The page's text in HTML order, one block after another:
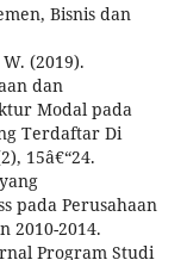
Bisnis dan
(2019).
dan
Modal pada
Terdaftar Di
15â€“24.
pada Perusahaan
2010-2014.
Program Studi